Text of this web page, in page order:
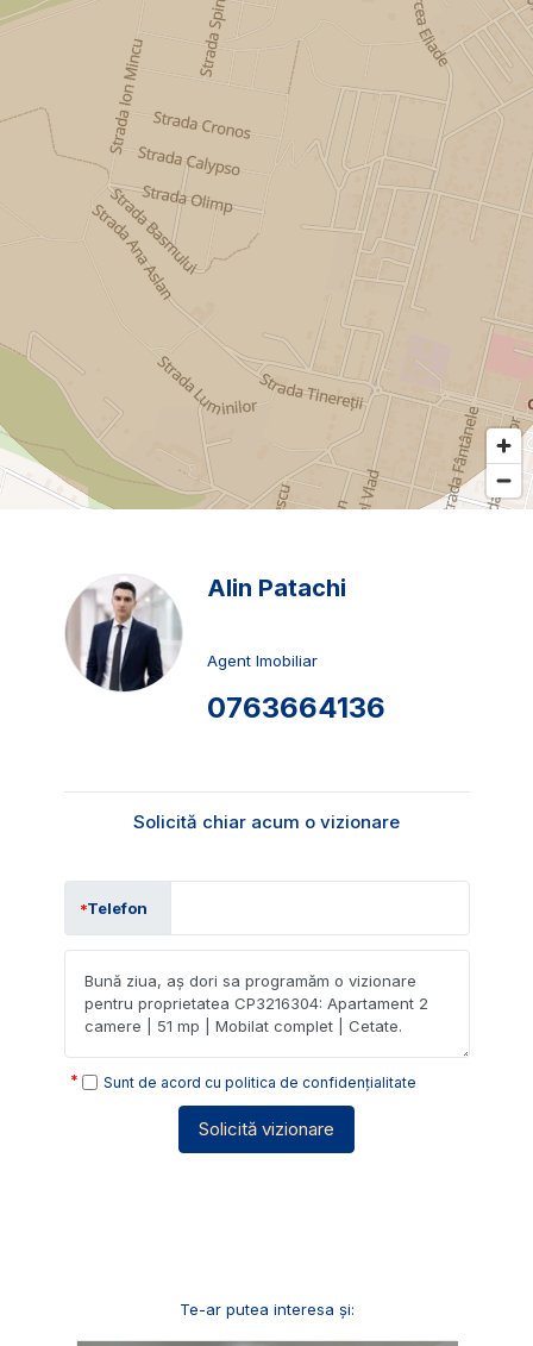
Alin Patachi
Agent Imobiliar
0763664136
Solicită chiar acum o vizionare
Telefon
Sunt de acord cu politica de confidențialitate
Solicită vizionare
Te-ar putea interesa și: